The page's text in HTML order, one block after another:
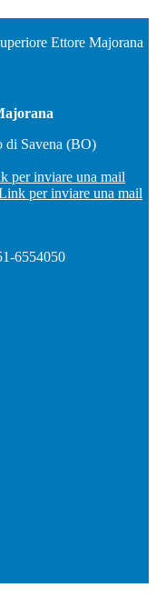
Ettore Majorana
di Savena (BO)
per inviare una mail
per inviare una mail
6554050